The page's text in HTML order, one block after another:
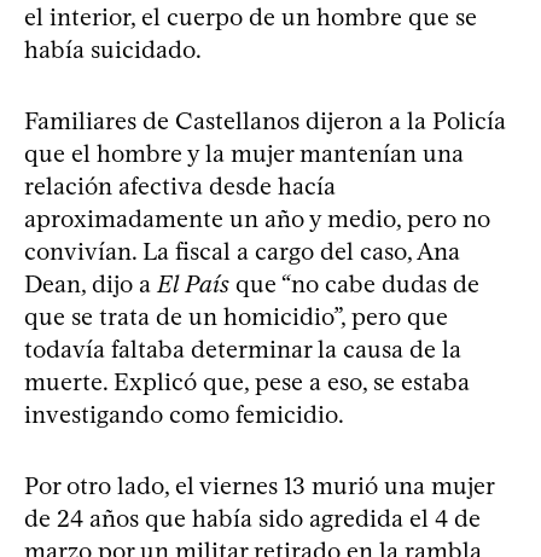
el interior, el cuerpo de un hombre que se
había suicidado.
Familiares de Castellanos dijeron a la Policía
que el hombre y la mujer mantenían una
relación afectiva desde hacía
aproximadamente un año y medio, pero no
convivían. La fiscal a cargo del caso, Ana
Dean, dijo a El País que “no cabe dudas de
que se trata de un homicidio”, pero que
todavía faltaba determinar la causa de la
muerte. Explicó que, pese a eso, se estaba
investigando como femicidio.
Por otro lado, el viernes 13 murió una mujer
de 24 años que había sido agredida el 4 de
marzo por un militar retirado en la rambla